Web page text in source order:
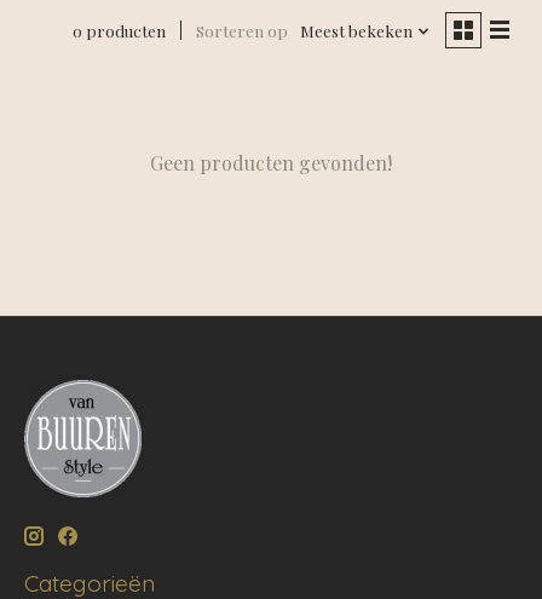
0 producten Sorteren op Meest bekeken
Geen producten gevonden!
Categorieën